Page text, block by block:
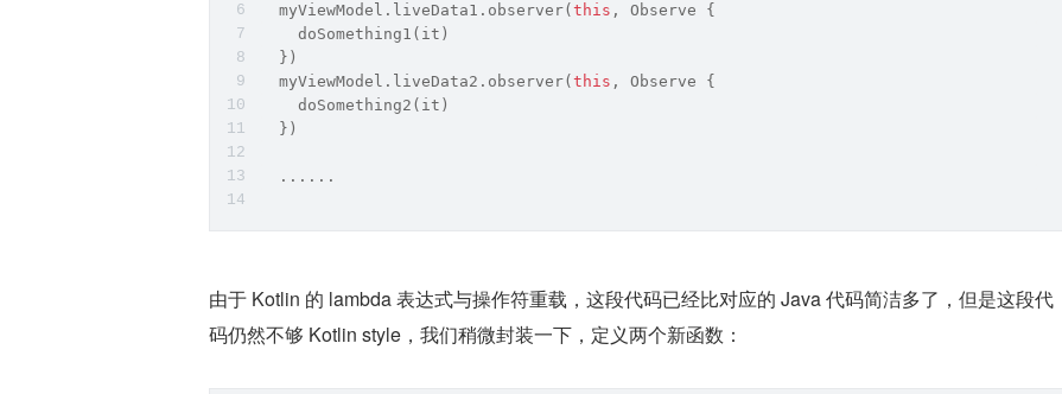
  myViewModel.liveData1.observer(
this , Observe {
    doSomething1(it)
  })
  myViewModel.liveData2.observer(
this , Observe {
    doSomething2(it)
  })
  ......
由于 Kotlin 的 lambda 表达式与操作符重载，这段代码已经比对应的 Java 代码简洁多了，但是这段代
码仍然不够 Kotlin style，我们稍微封装一下，定义两个新函数：